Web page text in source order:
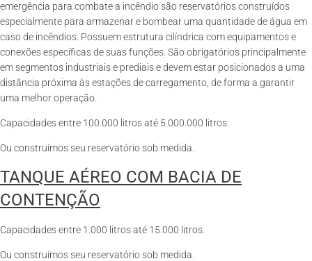
emergência para combate a incêndio são reservatórios construídos
especialmente para armazenar e bombear uma quantidade de água em
caso de incêndios. Possuem estrutura cilíndrica com equipamentos e
conexões específicas de suas funções. São obrigatórios principalmente
em segmentos industriais e prediais e devem estar posicionados a uma
distância próxima às estações de carregamento, de forma a garantir
uma melhor operação.
Capacidades entre 100.000 litros até 5.000.000 litros.
Ou construímos seu reservatório sob medida.
TANQUE AÉREO COM BACIA DE
CONTENÇÃO
Capacidades entre 1.000 litros até 15.000 litros.
Ou construímos seu reservatório sob medida.